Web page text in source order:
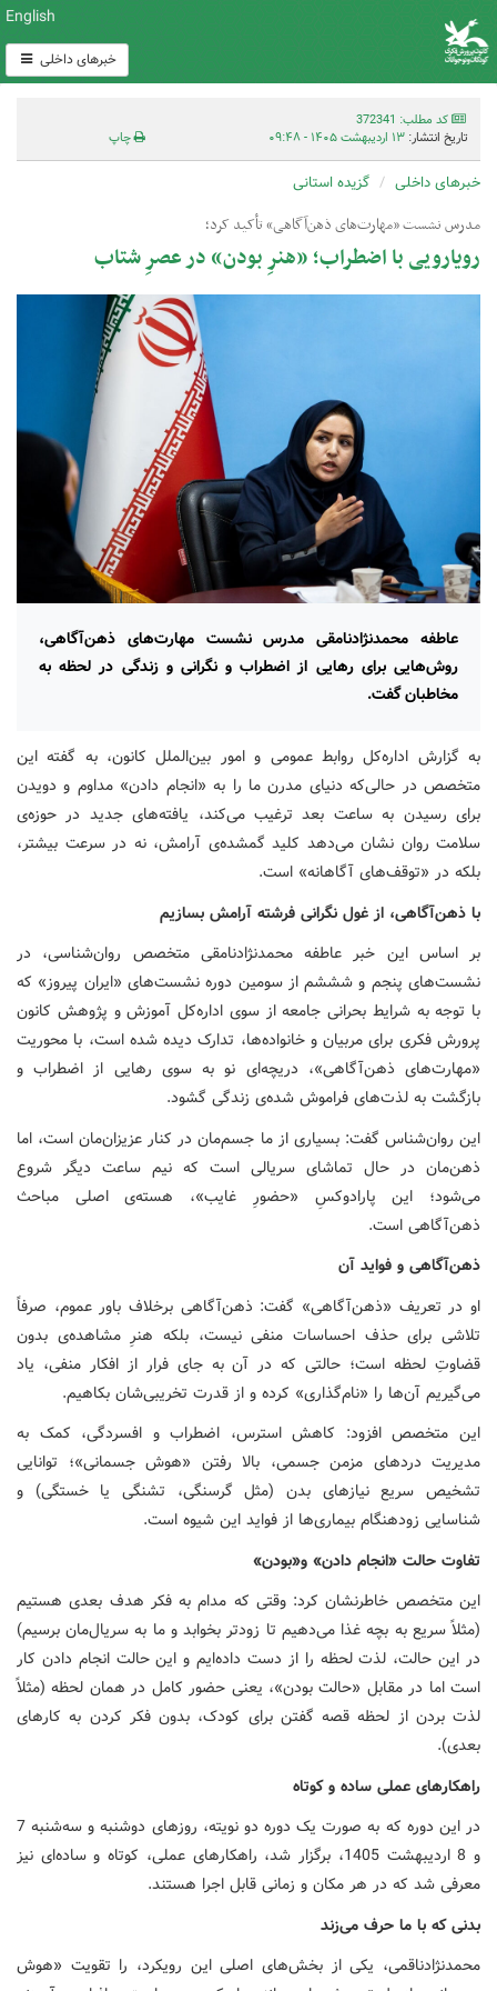
English
خبرهای داخلی
کد مطلب: 372341
تاریخ انتشار: ۱۳ اردیبهشت ۱۴۰۵ - ۰۹:۴۸ چاپ
خبرهای داخلی گزیده استانی
مدرس نشست‌ «مهارت‌های ذهن‌آگاهی» تأکید کرد؛
رویارویی با اضطراب؛ «هنرِ بودن» در عصرِ شتاب
عاطفه محمدنژادنامقی‌ مدرس نشست مهارت‌های ذهن‌آگاهی،
روش‌هایی برای رهایی از اضطراب و نگرانی و زندگی در لحظه به
مخاطبان گفت.
به گزارش اداره‌کل روابط ‌عمومی و امور بین‌الملل کانون، به گفته این
متخصص در حالی‌که دنیای مدرن ما را به «انجام دادن» مداوم و دویدن
برای رسیدن به ساعت بعد ترغیب می‌کند، یافته‌های جدید در حوزه‌ی
سلامت روان نشان می‌دهد کلید گمشده‌ی آرامش، نه در سرعت بیشتر،
بلکه در «توقف‌های آگاهانه» است.
با ذهن‌آگاهی، از غول نگرانی فرشته آرامش بسازیم
بر اساس این خبر عاطفه محمدنژادنامقی متخصص روان‌شناسی، در
نشست‌های پنجم و شششم از سومین دوره نشست‌های «ایران پیروز» که
با توجه به شرایط بحرانی جامعه از سوی اداره‌کل آموزش و پژوهش کانون
پرورش فکری برای مربیان و خانواده‌ها، تدارک دیده شده است، با محوریت
«مهارت‌های ذهن‌آگاهی»، دریچه‌ای نو به سوی رهایی از اضطراب و
بازگشت به لذت‌های فراموش ‌شده‌ی زندگی گشود.
این روان‌شناس گفت: بسیاری از ما جسم‌مان در کنار عزیزان‌مان است، اما
ذهن‌مان در حال تماشای سریالی است که نیم ساعت دیگر شروع
می‌شود؛ این پارادوکسِ «حضورِ غایب»، هسته‌ی اصلی مباحث
ذهن‌آگاهی است.
ذهن‌آگاهی و فواید آن
او در تعریف «ذهن‌آگاهی» گفت: ذهن‌آگاهی برخلاف باور عموم، صرفاً
تلاشی برای حذف احساسات منفی نیست، بلکه هنرِ مشاهده‌ی بدون
قضاوتِ لحظه است؛ حالتی که در آن به جای فرار از افکار منفی، یاد
می‌گیریم آن‌ها را «نام‌گذاری» کرده و از قدرت تخریبی‌شان بکاهیم.
این متخصص افزود: کاهش استرس، اضطراب و افسردگی، کمک به
مدیریت دردهای مزمن جسمی، بالا رفتن «هوش جسمانی»؛ توانایی
تشخیص سریع نیازهای بدن (مثل گرسنگی، تشنگی یا خستگی) و
شناسایی زودهنگام بیماری‌ها از فواید این شیوه است.
تفاوت حالت «انجام دادن» و«بودن»
این متخصص خاطرنشان کرد: وقتی که مدام به فکر هدف بعدی هستیم
(مثلاً سریع به بچه غذا می‌دهیم تا زودتر بخوابد و ما به سریال‌مان برسیم)
در این حالت، لذت لحظه را از دست داده‌ایم و این حالت انجام دادن کار
است اما در مقابل «حالت بودن»، یعنی حضور کامل در همان لحظه (مثلاً
لذت بردن از لحظه قصه گفتن برای کودک، بدون فکر کردن به کارهای
بعدی).
راهکارهای عملی ساده و کوتاه
در این دوره‌ که به صورت یک دوره دو نویته، روزهای دوشنبه و سه‌شنبه 7
و 8 اردیبهشت 1405، برگزار شد، راهکارهای عملی، کوتاه و ساده‌ای نیز
معرفی شد که در هر مکان و زمانی قابل اجرا هستند.
بدنی که با ما حرف می‌زند
محمدنژادناقمی، یکی از بخش‌های اصلی این رویکرد، را تقویت «هوش